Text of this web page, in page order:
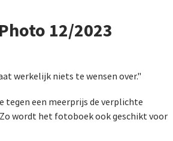
12/2023
werkelijk niets te wensen over."
tegen een meerprijs de verplichte
wordt het fotoboek ook geschikt voor